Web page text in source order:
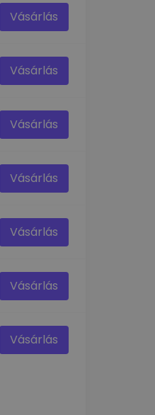
Vásárlás
Vásárlás
Vásárlás
Vásárlás
Vásárlás
Vásárlás
Vásárlás